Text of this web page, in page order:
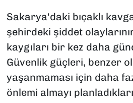
Sakarya'daki bıçaklı
şehirdeki şiddet
kaygıları bir kez daha
Güvenlik güçleri, benzer
yaşanmaması için daha
önlemi almayı